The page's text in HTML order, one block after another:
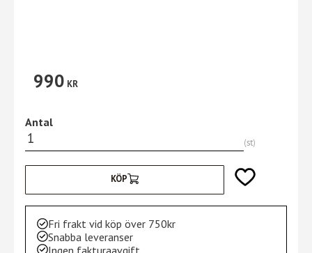
990 KR
Antal
st
KÖP Lägg till i
Fri frakt vid köp över 750kr
Snabba leveranser
Ingen fakturaavgift